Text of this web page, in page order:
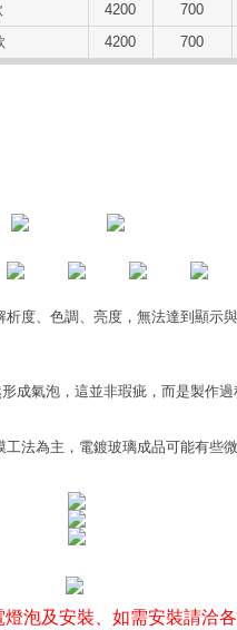
4200
700
4200 700
度、色調、亮度，無法達到顯示
成氣泡，這並非瑕疵，而是製作過
法為主，電鍍玻璃成品可能有些
泡及安裝、如需安裝請洽